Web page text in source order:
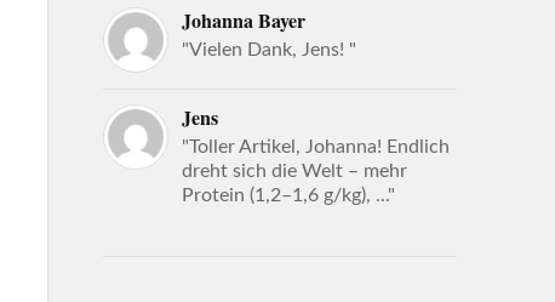
Johanna Bayer
"Vielen Dank, Jens! "
Jens
"Toller Artikel, Johanna! Endlich
dreht sich die Welt – mehr
Protein (1,2–1,6 g/kg), ..."